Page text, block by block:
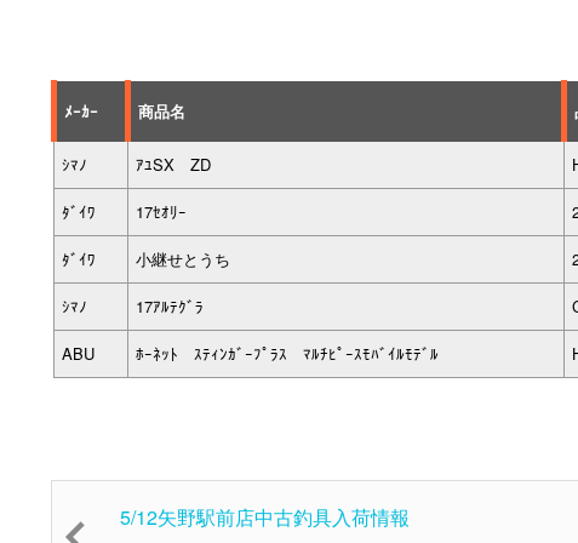
ﾒｰｶｰ 商品名
ｼﾏﾉ ｱﾕSX ZD
ﾀﾞｲﾜ 17ｾｵﾘｰ
ﾀﾞｲﾜ 小継せとうち
ｼﾏﾉ 17ｱﾙﾃｸﾞﾗ
ABU ﾎｰﾈｯﾄ ｽﾃｨﾝｶﾞｰﾌﾟﾗｽ ﾏﾙﾁﾋﾟｰｽﾓﾊﾞｲﾙﾓﾃﾞﾙ
5/12矢野駅前店中古釣具入荷情報